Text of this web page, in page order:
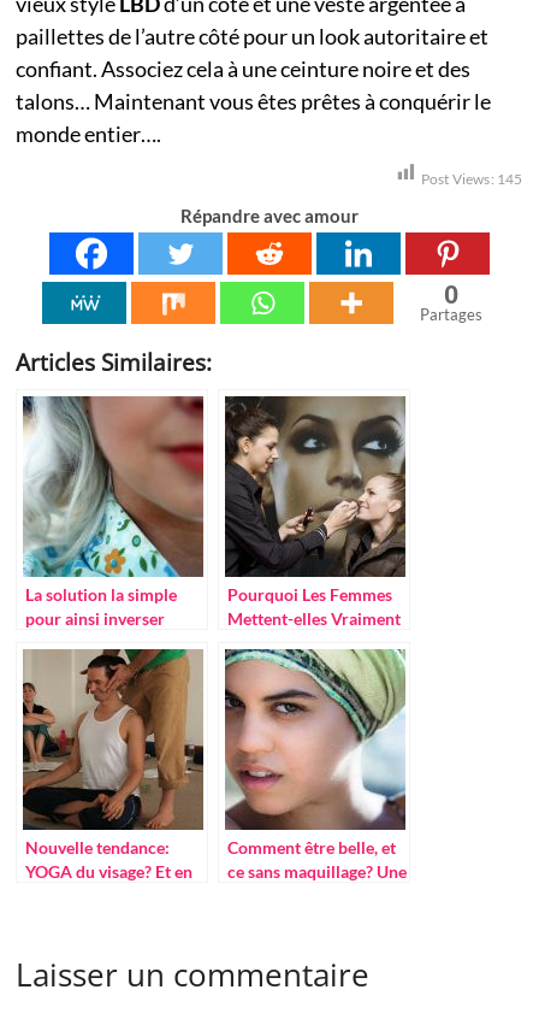
paillettes de l’autre côté pour un look autoritaire et
confiant. Associez cela à une ceinture noire et des
talons… Maintenant vous êtes prêtes à conquérir le
monde entier….
Post Views: 145
Répandre avec amour
0
Partages
Articles Similaires:
La solution la simple
pour ainsi inverser
cheveux gris
Pourquoi Les Femmes
Mettent-elles Vraiment
Nouvelle tendance:
YOGA du visage? Et en
Comment être belle, et
ce sans maquillage? Une
Laisser un commentaire